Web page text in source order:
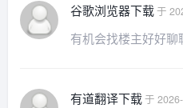
谷歌浏览器下载于
有机会找楼主好好
有道翻译下载于